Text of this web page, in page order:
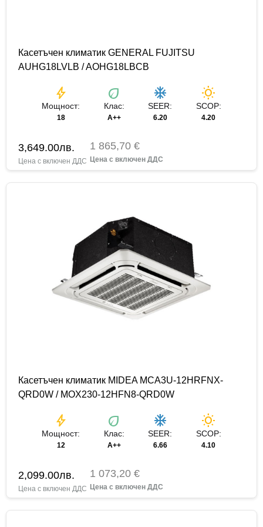
Касетъчен климатик GENERAL FUJITSU
AUHG18LVLB / AOHG18LBCB
bolt
Мощност:
18
eco
Клас:
A++
ac_unit
SEER:
6.20
wb_sunny
SCOP:
4.20
3,649.00лв. 1 865,70 €
Касетъчен климатик MIDEA MCA3U-12HRFNX-
QRD0W / MOX230-12HFN8-QRD0W
bolt
Мощност:
12
eco
Клас:
A++
ac_unit
SEER:
6.66
wb_sunny
SCOP:
4.10
2,099.00лв. 1 073,20 €